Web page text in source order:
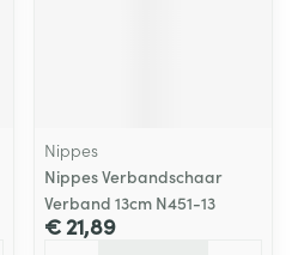
Nippes
Nippes Verbandschaar
Verband 13cm N451-13
€ 21,89